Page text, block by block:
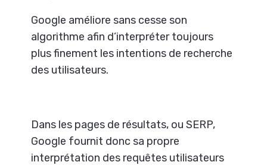
Google améliore sans cesse son
algorithme afin d’interpréter toujours
plus finement les intentions de recherche
des utilisateurs.
Dans les pages de résultats, ou SERP,
Google fournit donc sa propre
interprétation des requêtes utilisateurs